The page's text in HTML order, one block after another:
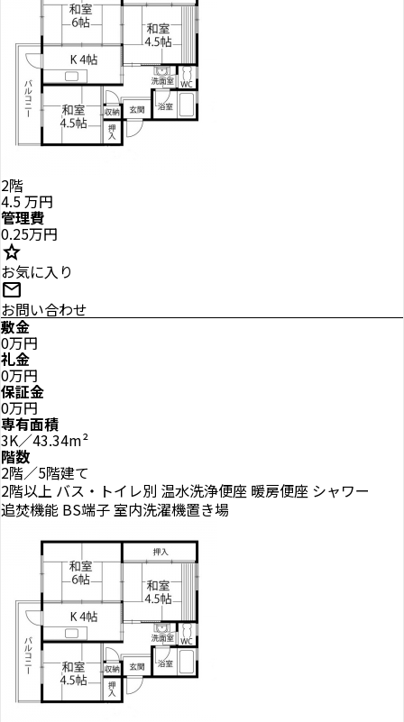
2階
4.5万円
管理費
0.25万円
star
お気に入り
mail
お問い合わせ
敷金
0万円
礼金
0万円
保証金
0万円
専有面積
3K／43.34m²
階数
2階／5階建て
2階以上 バス・トイレ別 温水洗浄便座 暖房便座 シャワー
追焚機能 BS端子室内洗濯機置き場